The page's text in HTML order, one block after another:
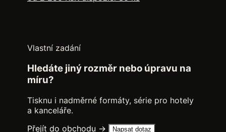
Vlastní zadání
Hledáte jiný rozměr nebo úpravu na
míru?
Tisknu i nadměrné formáty, série pro hotely
a kanceláře.
Přejít do obchodu →
Napsat dotaz